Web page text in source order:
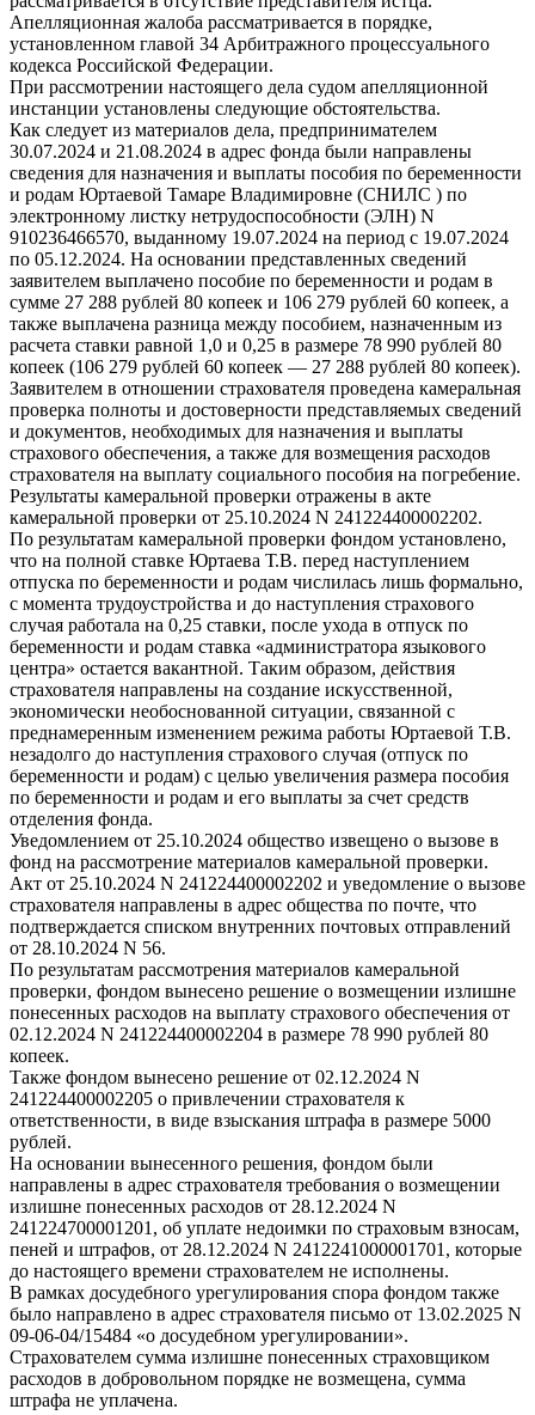
Апелляционная жалоба рассматривается в порядке,
установленном главой 34 Арбитражного процессуального
кодекса Российской Федерации.
При рассмотрении настоящего дела судом апелляционной
инстанции установлены следующие обстоятельства.
Как следует из материалов дела, предпринимателем
30.07.2024 и 21.08.2024 в адрес фонда были направлены
сведения для назначения и выплаты пособия по беременности
и родам Юртаевой Тамаре Владимировне (СНИЛС ) по
электронному листку нетрудоспособности (ЭЛН) N
910236466570, выданному 19.07.2024 на период с 19.07.2024
по 05.12.2024. На основании представленных сведений
заявителем выплачено пособие по беременности и родам в
сумме 27 288 рублей 80 копеек и 106 279 рублей 60 копеек, а
также выплачена разница между пособием, назначенным из
расчета ставки равной 1,0 и 0,25 в размере 78 990 рублей 80
копеек (106 279 рублей 60 копеек — 27 288 рублей 80 копеек).
Заявителем в отношении страхователя проведена камеральная
проверка полноты и достоверности представляемых сведений
и документов, необходимых для назначения и выплаты
страхового обеспечения, а также для возмещения расходов
страхователя на выплату социального пособия на погребение.
Результаты камеральной проверки отражены в акте
камеральной проверки от 25.10.2024 N 241224400002202.
По результатам камеральной проверки фондом установлено,
что на полной ставке Юртаева Т.В. перед наступлением
отпуска по беременности и родам числилась лишь формально,
с момента трудоустройства и до наступления страхового
случая работала на 0,25 ставки, после ухода в отпуск по
беременности и родам ставка «администратора языкового
центра» остается вакантной. Таким образом, действия
страхователя направлены на создание искусственной,
экономически необоснованной ситуации, связанной с
преднамеренным изменением режима работы Юртаевой Т.В.
незадолго до наступления страхового случая (отпуск по
беременности и родам) с целью увеличения размера пособия
по беременности и родам и его выплаты за счет средств
отделения фонда.
Уведомлением от 25.10.2024 общество извещено о вызове в
фонд на рассмотрение материалов камеральной проверки.
Акт от 25.10.2024 N 241224400002202 и уведомление о вызове
страхователя направлены в адрес общества по почте, что
подтверждается списком внутренних почтовых отправлений
от 28.10.2024 N 56.
По результатам рассмотрения материалов камеральной
проверки, фондом вынесено решение о возмещении излишне
понесенных расходов на выплату страхового обеспечения от
02.12.2024 N 241224400002204 в размере 78 990 рублей 80
копеек.
Также фондом вынесено решение от 02.12.2024 N
241224400002205 о привлечении страхователя к
ответственности, в виде взыскания штрафа в размере 5000
рублей.
На основании вынесенного решения, фондом были
направлены в адрес страхователя требования о возмещении
излишне понесенных расходов от 28.12.2024 N
241224700001201, об уплате недоимки по страховым взносам,
пеней и штрафов, от 28.12.2024 N 2412241000001701, которые
до настоящего времени страхователем не исполнены.
В рамках досудебного урегулирования спора фондом также
было направлено в адрес страхователя письмо от 13.02.2025 N
09-06-04/15484 «о досудебном урегулировании».
Страхователем сумма излишне понесенных страховщиком
расходов в добровольном порядке не возмещена, сумма
штрафа не уплачена.